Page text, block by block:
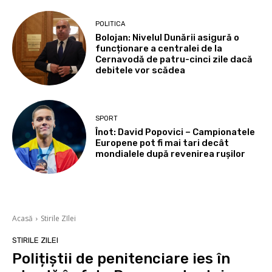
POLITICA
Bolojan: Nivelul Dunării asigură o
funcționare a centralei de la
Cernavodă de patru-cinci zile dacă
debitele vor scădea
SPORT
Înot: David Popovici – Campionatele
Europene pot fi mai tari decât
mondialele după revenirea rușilor